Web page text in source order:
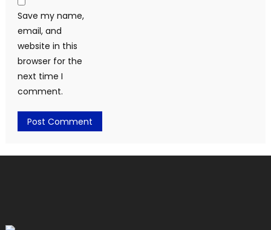
Save my name,
email, and
website in this
browser for the
next time I
comment.